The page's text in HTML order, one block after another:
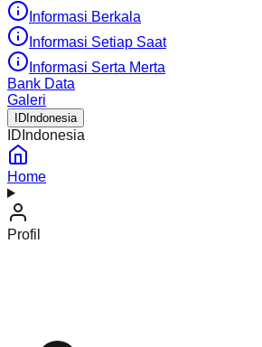
Informasi Berkala
Informasi Setiap Saat
Informasi Serta Merta
Bank Data
Galeri
ID Indonesia
ID Indonesia
Home
Profil